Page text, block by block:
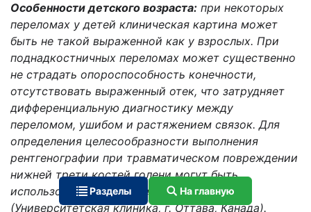
Особенности детского возраста: при некоторых
переломах у детей клиническая картина может
быть не такой выраженной как у взрослых. При
поднадкостничных переломах может существенно
не страдать опороспособность конечности,
отсутствовать выраженный отек, что затрудняет
дифференциальную диагностику между
переломом, ушибом и растяжением связок. Для
определения целесообразности выполнения
рентгенографии при травматическом повреждении
нижней трети костей голени могут быть
использованы оттавские критерии
(Университетская клиника, г. Оттава, Канада).
Разделы На главную